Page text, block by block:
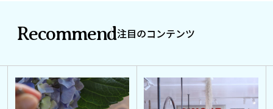
Recommend注目のコンテンツ